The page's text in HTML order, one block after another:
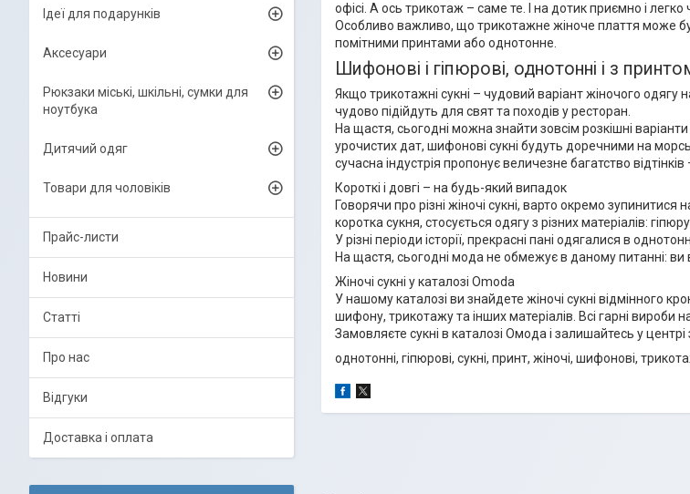
офісі. А ось трикотаж – саме те. І на дотик приємно і легко
Особливо важливо, що трикотажне жіноче плаття може
помітними принтами або однотонне.
Шифонові і гіпюрові, однотонні і з
Якщо трикотажні сукні – чудовий варіант жіночого одягу
чудово підійдуть для свят та походів у ресторан.
На щастя, сьогодні можна знайти зовсім розкішні
урочистих дат, шифонові сукні будуть доречними на
сучасна індустрія пропонує величезне багатство
Короткі і довгі – на будь-який випадок
Говорячи про різні жіночі сукні, варто окремо
коротка сукня, стосується одягу з різних матеріалів:
У різні періоди історії, прекрасні пані одягалися в
На щастя, сьогодні мода не обмежує в даному питанні: ви
Жіночі сукні у каталозі Оmoda
У нашому каталозі ви знайдете жіночі сукні відмінного
шифону, трикотажу та інших матеріалів. Всі гарні вироби на
Замовляєте сукні в каталозі Омода і залишайтесь у
однотонні, гіпюрові, сукні, принт, жіночі, шифонові,
Ідеї для подарунків
Аксесуари
Рюкзаки міські, шкільні, сумки для
ноутбука
Дитячий одяг
Товари для чоловіків
Прайс-листи
Новини
Статті
Про нас
Відгуки
Доставка і оплата